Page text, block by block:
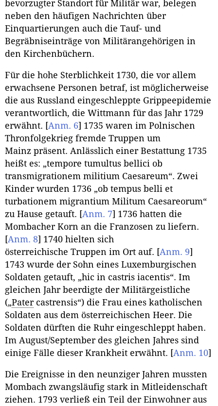
bevorzugter Standort für Militär war, belegen
neben den häufigen Nachrichten über
Einquartierungen auch die Tauf- und
Begräbniseinträge von Militärangehörigen in
den Kirchenbüchern.
Für die hohe Sterblichkeit 1730, die vor allem
erwachsene Personen betraf, ist möglicherweise
die aus Russland eingeschleppte Grippeepidemie
verantwortlich, die Wittmann für das Jahr 1729
erwähnt. [Anm. 6] 1735 waren im Polnischen
Thronfolgekrieg fremde Truppen um
Mainz präsent. Anlässlich einer Bestattung 1735
heißt es: „tempore tumultus bellici ob
transmigrationem militium Caesareum“. Zwei
Kinder wurden 1736 „ob tempus belli et
turbationem migrantium Militum Caesareorum“
zu Hause getauft. [Anm. 7] 1736 hatten die
Mombacher Korn an die Franzosen zu liefern.
[Anm. 8] 1740 hielten sich
österreichische Truppen im Ort auf. [Anm. 9]
1743 wurde der Sohn eines Luxemburgischen
Soldaten getauft, „hic in castris iacentis“. Im
gleichen Jahr beerdigte der Militärgeistliche
(„Patercastrensis“) die Frau eines katholischen
Soldaten aus dem österreichischen Heer. Die
Soldaten dürften die Ruhr eingeschleppt haben.
Im August/September des gleichen Jahres sind
einige Fälle dieser Krankheit erwähnt. [Anm. 10]
Die Ereignisse in den neunziger Jahren mussten
Mombach zwangsläufig stark in Mitleidenschaft
ziehen. 1793 verließ ein Teil der Einwohner aus